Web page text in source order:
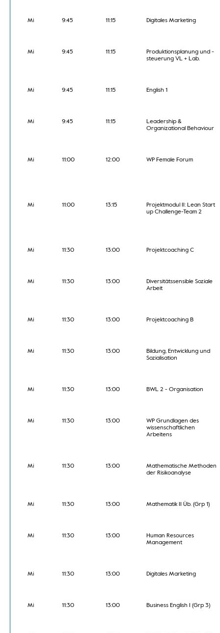
Mi 9:45 11:15 Digitales Marketing
Mi 9:45 11:15
Produktionsplanung und -
steuerung VL + Lab.
Mi 9:45 11:15 English 1
Mi 9:45 11:15
Leadership &
Organizational Behaviour
Mi 11:00 12:00 WP Female Forum
Mi 11:00 13:15
Projektmodul II: Lean Start
up Challenge-Team 2
Mi 11:30 13:00 Projektcoaching C
Mi 11:30 13:00
Diversitätssensible Soziale
Arbeit
Mi 11:30 13:00 Projektcoaching B
Mi 11:30 13:00
Bildung, Entwicklung und
Sozialisation
Mi 11:30 13:00 BWL 2 - Organisation
Mi 11:30 13:00
WP Grundlagen des
wissenschaftlichen
Arbeitens
Mi 11:30 13:00
Mathematische Methoden
der Risikoanalyse
Mi 11:30 13:00 Mathematik II Üb. (Grp 1)
Mi 11:30 13:00
Human Resources
Management
Mi 11:30 13:00 Digitales Marketing
Mi 11:30 13:00 Business English I (Grp 3)